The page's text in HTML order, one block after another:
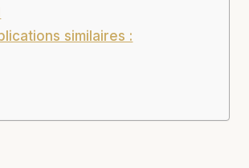
similaires :